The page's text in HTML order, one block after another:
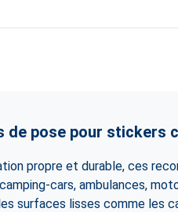
de pose pour stickers
propre et durable, ces
cars, ambulances,
surfaces lisses comme les